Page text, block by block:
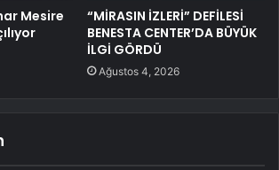
Mesire
“MİRASIN İZLERİ” DEFİLESİ
BENESTA CENTER’DA BÜYÜK
İLGİ GÖRDÜ
Ağustos 4, 2026